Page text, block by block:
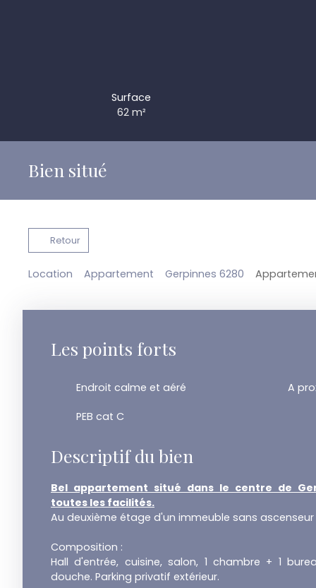
Surface
62 m²
Bien situé
Retour
Location Appartement Gerpinnes 6280
Les points forts
Endroit calme et aéré A
PEB cat C
Descriptif du bien
Bel appartement situé dans le centre de
toutes les facilités.
Au deuxième étage d'un immeuble sans ascenseur
Composition :
Hall d'entrée, cuisine, salon, 1 chambre + 1
douche. Parking privatif extérieur.